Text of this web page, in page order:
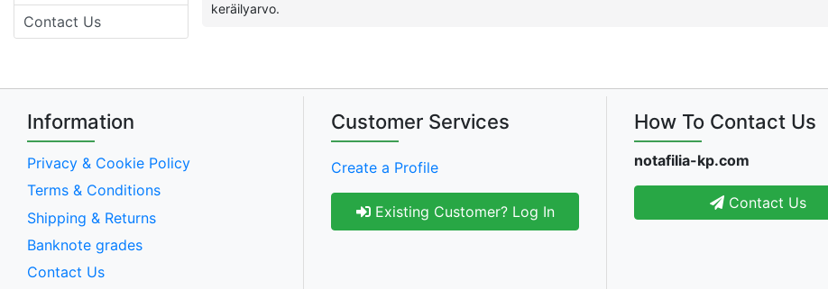
Contact Us
keräilyarvo.
Information
Privacy & Cookie Policy
Terms & Conditions
Shipping & Returns
Banknote grades
Contact Us
Customer Services
Create a Profile
Existing Customer? Log In
How To Contact Us
notafilia-kp.com
Contact Us